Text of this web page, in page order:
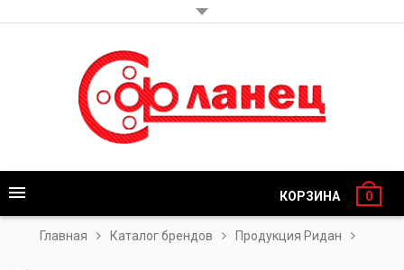
КОРЗИНА 0
Главная Каталог брендов Продукция Ридан